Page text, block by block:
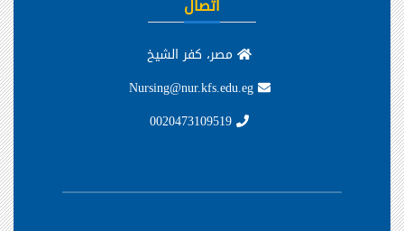
اتصال
مصر، كفر الشيخ
Nursing@nur.kfs.edu.eg